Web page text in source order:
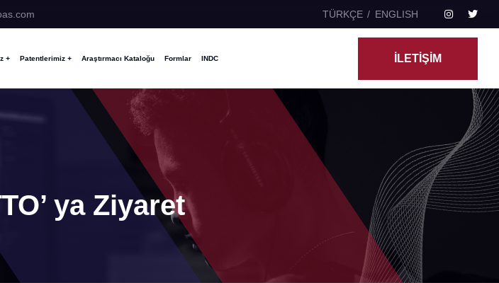
TÜRKÇE ENGLISH
+ Patentlerimiz + Araştırmacı Kataloğu Formlar INDC İLETİŞİM
ya Ziyaret